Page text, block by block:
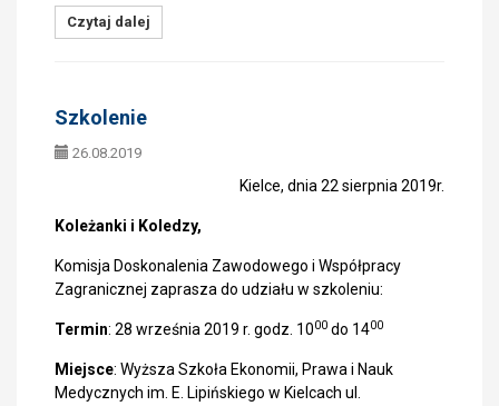
Czytaj dalej
Szkolenie
26.08.2019
Kielce, dnia 22 sierpnia 2019r.
Koleżanki i Koledzy,
Komisja Doskonalenia Zawodowego i Współpracy
Zagranicznej zaprasza do udziału w szkoleniu:
Termin: 28 września 2019 r. godz. 1000 do 1400
Miejsce: Wyższa Szkoła Ekonomii, Prawa i Nauk
Medycznych im. E. Lipińskiego w Kielcach ul.